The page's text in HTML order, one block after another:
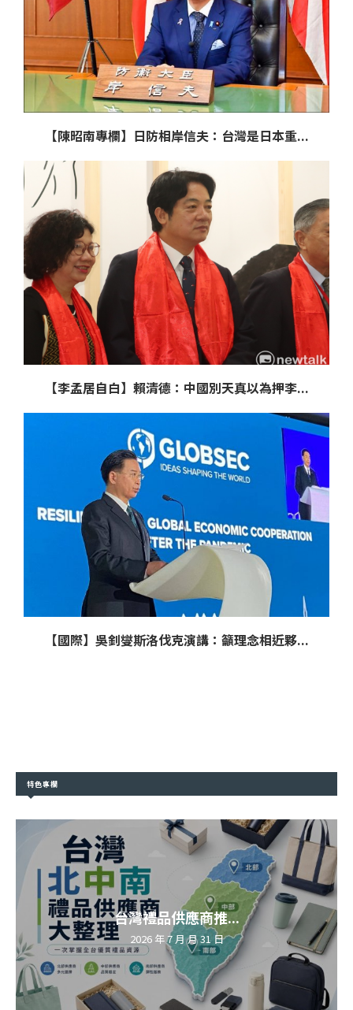
【陳昭南專欄】日防相岸信夫：台灣是日本重...
【李孟居自白】賴清德：中國別天真以為押李...
【國際】吳釗燮斯洛伐克演講：籲理念相近夥...
特色專欄
台灣禮品供應商推...
2026 年 7 月 月 31 日